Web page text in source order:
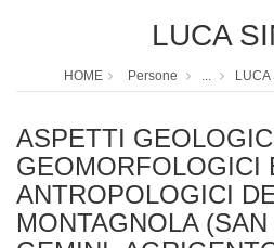
LUCA
HOME Persone ... LUCA
ASPETTI
GEOMORFOLOGICI
ANTROPOLOGICI
MONTAGNOLA